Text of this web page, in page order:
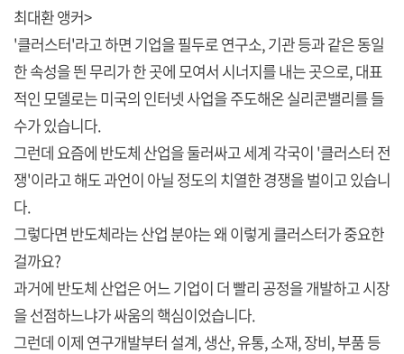
최대환 앵커>
'클러스터'라고 하면 기업을 필두로 연구소, 기관 등과 같은 동일
한 속성을 띈 무리가 한 곳에 모여서 시너지를 내는 곳으로, 대표
적인 모델로는 미국의 인터넷 사업을 주도해온 실리콘밸리를 들
수가 있습니다.
그런데 요즘에 반도체 산업을 둘러싸고 세계 각국이 '클러스터 전
쟁'이라고 해도 과언이 아닐 정도의 치열한 경쟁을 벌이고 있습니
다.
그렇다면 반도체라는 산업 분야는 왜 이렇게 클러스터가 중요한
걸까요?
과거에 반도체 산업은 어느 기업이 더 빨리 공정을 개발하고 시장
을 선점하느냐가 싸움의 핵심이었습니다.
그런데 이제 연구개발부터 설계, 생산, 유통, 소재, 장비, 부품 등